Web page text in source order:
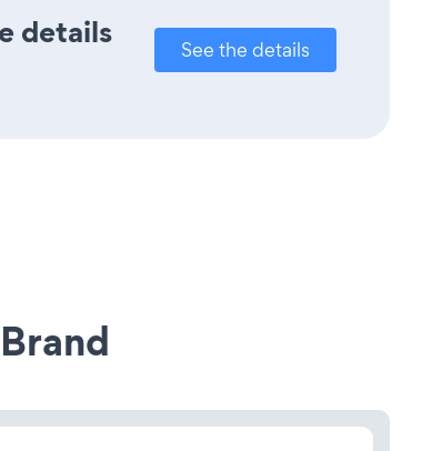
details
See the details